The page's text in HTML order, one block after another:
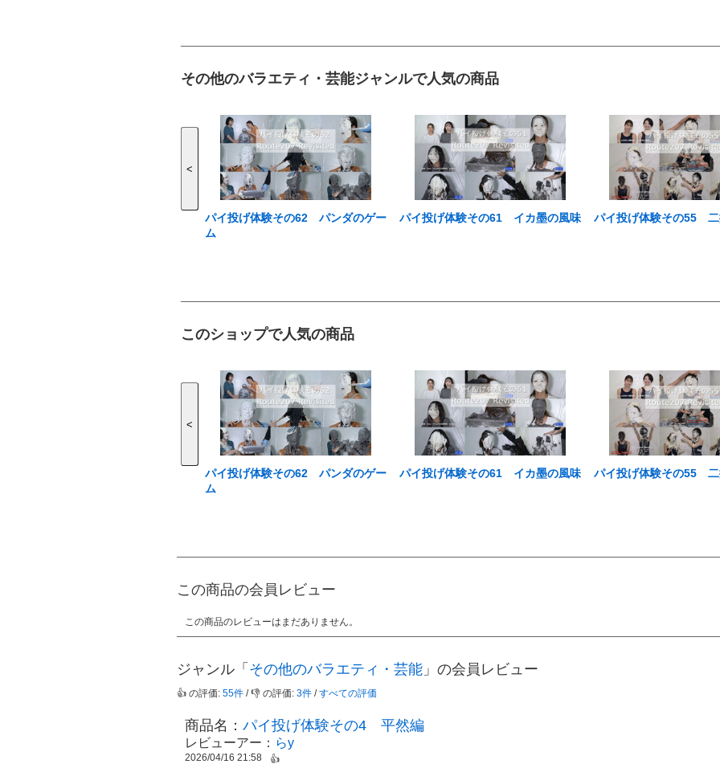
その他のバラエティ・芸能ジャンルで人気の商品
<
パイ投げ体験その62 パンダのゲー
ム
パイ投げ体験その61 イカ墨の風味 パイ投げ体験その55
このショップで人気の商品
<
パイ投げ体験その62 パンダのゲー
ム
パイ投げ体験その61 イカ墨の風味 パイ投げ体験その55
この商品の会員レビュー
この商品のレビューはまだありません。
ジャンル「 その他のバラエティ・芸能 」の会員レビュー
👍 の評価: 55件 / 👎 の評価: 3件 /すべての評価
商品名： パイ投げ体験その4 平然編
レビューアー： らy
2026/04/16 21:58 👍